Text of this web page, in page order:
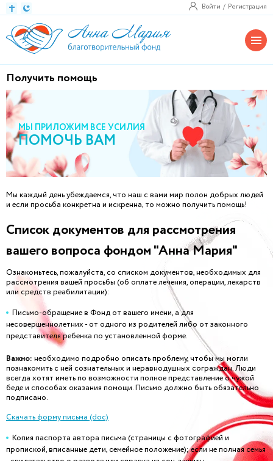
Войти Регистрация
Получить помощь
МЫ ПРИЛОЖИМ ВСЕ УСИЛИЯ
ПОМОЧЬ ВАМ
Мы каждый день убеждаемся, что наш с вами мир полон добрых людей
и если просьба конкретна и искренна, то можно получить помощь!
Список документов для рассмотрения
вашего вопроса фондом "Анна Мария"
Ознакомьтесь, пожалуйста, со списком документов, необходимых для
рассмотрения вашей просьбы (об оплате лечения, операции, лекарств
или средств реабилитации):
Письмо-обращение в Фонд от вашего имени, а для
несовершеннолетних - от одного из родителей либо от законного
представителя ребенка по установленной форме.
Важно: необходимо подробно описать проблему, чтобы мы могли
познакомить с ней сознательных и неравнодушных сограждан. Люди
всегда хотят иметь по возможности полное представление о чужой
беде и способах оказания помощи. Письмо должно быть обязательно
подписано.
Скачать форму письма (doc)
Копия паспорта автора письма (страницы с фотографией и
пропиской, вписанные дети, семейное положение); если не полная семья